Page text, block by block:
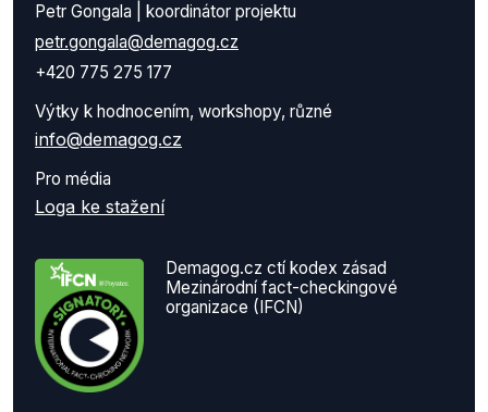
Petr Gongala | koordinátor projektu
petr.gongala@demagog.cz
+420 775 275 177
Výtky k hodnocením, workshopy, různé
info@demagog.cz
Pro média
Loga ke stažení
Demagog.cz ctí kodex zásad
Mezinárodní fact-checkingové
organizace (IFCN)